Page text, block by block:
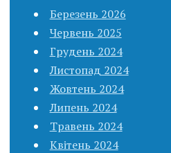
Березень 2026
Червень 2025
Грудень 2024
Листопад 2024
Жовтень 2024
Липень 2024
Травень 2024
Квітень 2024